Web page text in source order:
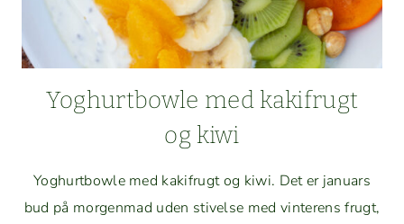
Yoghurt­bowle med kak­ifrugt
og kiwi
Yoghurt­bowle med kak­ifrugt og kiwi. Det er jan­u­ars
bud på mor­gen­mad uden stivelse med vin­terens frugt,